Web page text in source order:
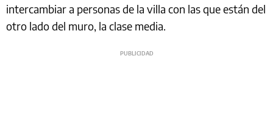
intercambiar a personas de la villa con las que están del
otro lado del muro, la clase media.